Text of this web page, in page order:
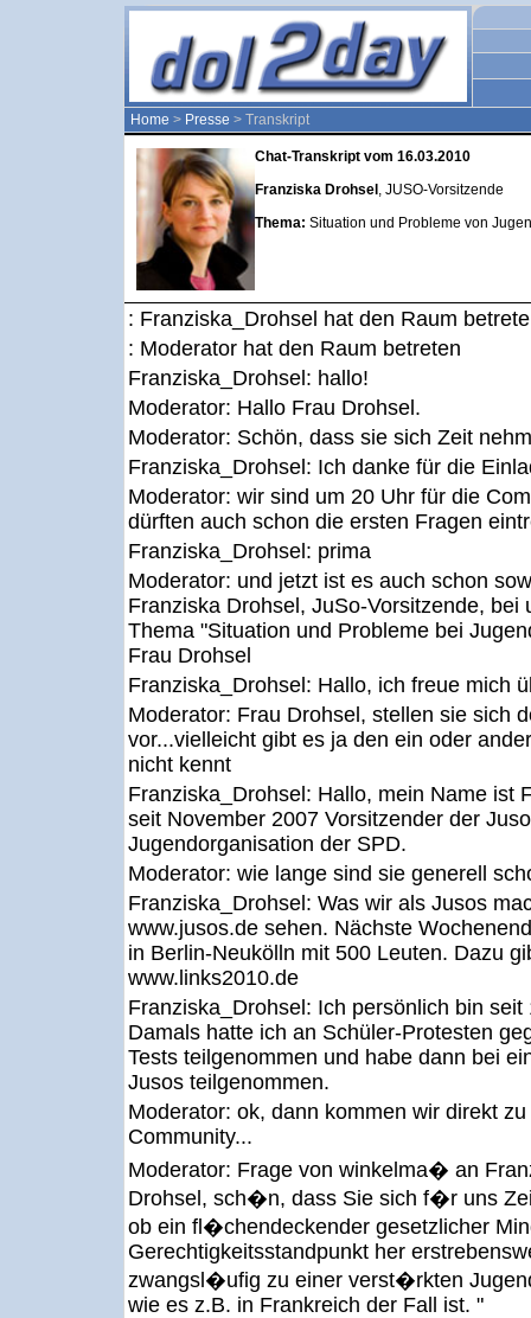
Home > Presse > Transkript
Chat-Transkript vom 16.03.2010
Franziska Drohsel , JUSO-Vorsitzende
Thema: Situation und Probleme von
: Franziska_Drohsel hat den Raum
: Moderator hat den Raum betreten
Franziska_Drohsel: hallo!
Moderator: Hallo Frau Drohsel.
Moderator: Schön, dass sie sich Zeit
Franziska_Drohsel: Ich danke für die
Moderator: wir sind um 20 Uhr für die
dürften auch schon die ersten Fragen
Franziska_Drohsel: prima
Moderator: und jetzt ist es auch schon
Franziska Drohsel, JuSo-Vorsitzende, bei
Thema "Situation und Probleme bei
Frau Drohsel
Franziska_Drohsel: Hallo, ich freue mich
Moderator: Frau Drohsel, stellen sie sich
vor...vielleicht gibt es ja den ein oder
nicht kennt
Franziska_Drohsel: Hallo, mein Name ist
seit November 2007 Vorsitzender der
Jugendorganisation der SPD.
Moderator: wie lange sind sie generell
Franziska_Drohsel: Was wir als Jusos
www.jusos.de sehen. Nächste
in Berlin-Neukölln mit 500 Leuten. Dazu
www.links2010.de
Franziska_Drohsel: Ich persönlich bin
Damals hatte ich an Schüler-Protesten
Tests teilgenommen und habe dann bei
Jusos teilgenommen.
Moderator: ok, dann kommen wir direkt
Community...
Moderator: Frage von winkelma� an
Drohsel, sch�n, dass Sie sich f�r uns
ob ein fl�chendeckender gesetzlicher
Gerechtigkeitsstandpunkt her
zwangsl�ufig zu einer verst�rkten
wie es z.B. in Frankreich der Fall ist. "